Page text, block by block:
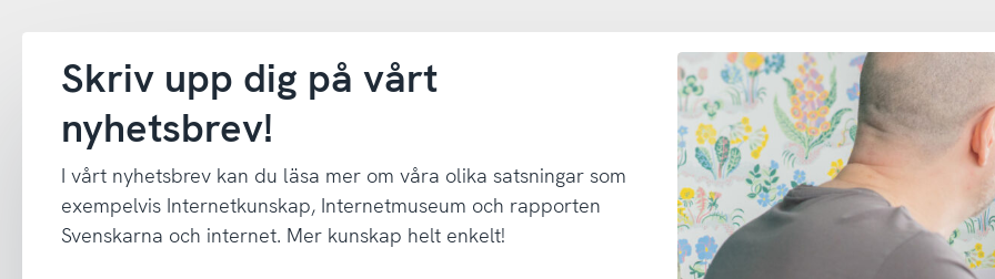
Skriv upp dig på vårt
nyhetsbrev!
I vårt nyhetsbrev kan du läsa mer om våra olika satsningar som
exempelvis Internetkunskap, Internetmuseum och rapporten
Svenskarna och internet. Mer kunskap helt enkelt!